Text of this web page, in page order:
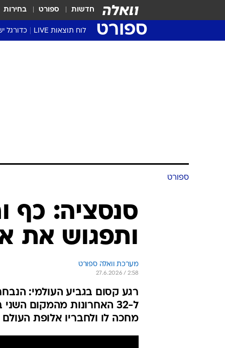
חדשות ספורט בחירות
ספורט לוח תוצאות LIVE כדורגל
ספורט
סנסציה: כף
ותפגוש את
מערכת וואלה ספורט
27.6.2026 / 2:58
מחכה לו ולחבריו אלופת העולם